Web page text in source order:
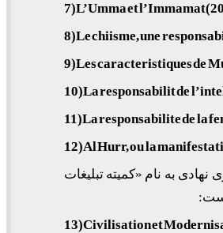
7)L’Umma et
8)Le chiisme, une
9)Les caracteristiques de
10)La responsabilit de
11)La responsabilite de la
12)Al Hurr, ou la
نیز به زبان فرانسه در سال های آغازین انقلاب(۱۳۵۹) از سوی نهادی به نام «کمیته تبلیغات
13)Civilisation et